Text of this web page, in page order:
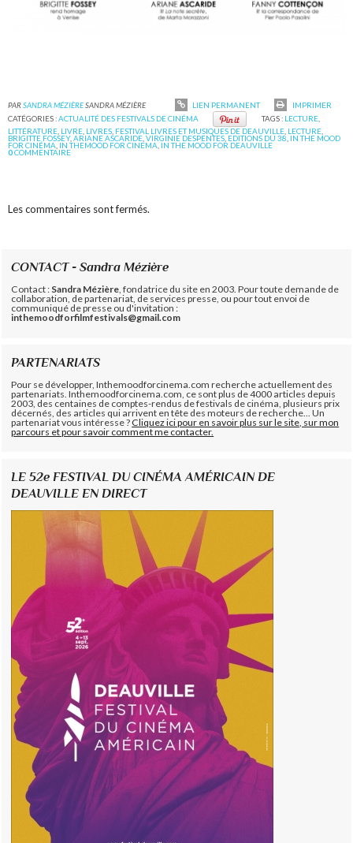
PARSANDRA MÉZIÈRESANDRA MÉZIÈRE LIEN PERMANENT
IMPRIMER
CATÉGORIES :ACTUALITÉ DES FESTIVALS DE CINÉMA TAGS : LECTURE,
LITTÉRATURE LIVRE LIVRES FESTIVAL LIVRES ET MUSIQUES DE DEAUVILLE LECTURE
BRIGITTE FOSSEY,ARIANE ASCARIDE ,VIRGINIE DESPENTES EDITIONS DU 38 IN THE MOOD
FOR CINÉMA IN THEMOOD FOR CINEMA IN THE MOOD FOR DEAUVILLE
0COMMENTAIRE
Les commentaires sont fermés.
CONTACT - Sandra Mézière
Contact : Sandra Mézière , fondatrice du site en 2003. Pour toute demande de
collaboration, de partenariat, de services presse, ou pour tout envoi de
communiqué de presse ou d'invitation :
inthemoodforfilmfestivals@gmail.com
PARTENARIATS
Pour se développer, Inthemoodforcinema.com recherche actuellement des
partenariats. Inthemoodforcinema.com, ce sont plus de 4000 articles depuis
2003, des centaines de comptes-rendus de festivals de cinéma, plusieurs prix
décernés, des articles qui arrivent en tête des moteurs de recherche... Un
partenariat vous intéresse ?Cliquez ici pour en savoir plus sur le site, sur mon
parcours et pour savoir comment me contacter.
LE 52e FESTIVAL DU CINÉMA AMÉRICAIN DE
DEAUVILLE EN DIRECT